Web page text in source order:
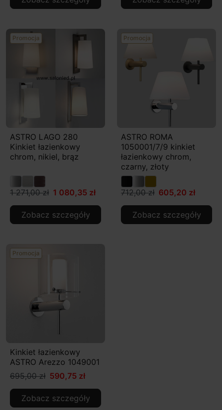
Promocja
ASTRO LAGO 280
Kinkiet łazienkowy
chrom, nikiel, brąz
1 271,00 zł 1 080,35 zł
Zobacz szczegóły
Promocja
ASTRO ROMA
1050001/7/9 kinkiet
łazienkowy chrom,
czarny, złoty
712,00 zł 605,20 zł
Zobacz szczegóły
Promocja
Kinkiet łazienkowy
ASTRO Arezzo 1049001
695,00 zł 590,75 zł
Zobacz szczegóły